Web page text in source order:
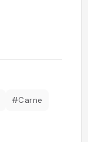
#Carne